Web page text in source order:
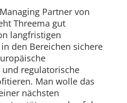
Partner von
Threema gut
langfristigen
den Bereichen sichere
regulatorische
Man wolle das
nächsten